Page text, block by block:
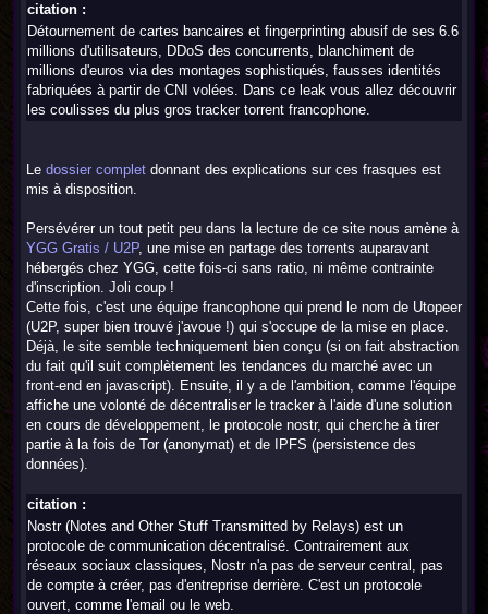
citation :
Détournement de cartes bancaires et fingerprinting abusif de ses 6.6
millions d'utilisateurs, DDoS des concurrents, blanchiment de
millions d'euros via des montages sophistiqués, fausses identités
fabriquées à partir de CNI volées. Dans ce leak vous allez découvrir
les coulisses du plus gros tracker torrent francophone.
Le dossier complet donnant des explications sur ces frasques est
mis à disposition.
Persévérer un tout petit peu dans la lecture de ce site nous amène à
YGG Gratis / U2P, une mise en partage des torrents auparavant
hébergés chez YGG, cette fois-ci sans ratio, ni même contrainte
d'inscription. Joli coup !
Cette fois, c'est une équipe francophone qui prend le nom de Utopeer
(U2P, super bien trouvé j'avoue !) qui s'occupe de la mise en place.
Déjà, le site semble techniquement bien conçu (si on fait abstraction
du fait qu'il suit complètement les tendances du marché avec un
front-end en javascript). Ensuite, il y a de l'ambition, comme l'équipe
affiche une volonté de décentraliser le tracker à l'aide d'une solution
en cours de développement, le protocole nostr, qui cherche à tirer
partie à la fois de Tor (anonymat) et de IPFS (persistence des
données).
citation :
Nostr (Notes and Other Stuff Transmitted by Relays) est un
protocole de communication décentralisé. Contrairement aux
réseaux sociaux classiques, Nostr n'a pas de serveur central, pas
de compte à créer, pas d'entreprise derrière. C'est un protocole
ouvert, comme l'email ou le web.